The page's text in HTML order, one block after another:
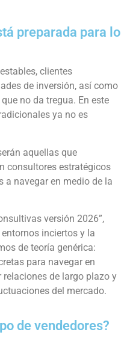
preparada para lo
clientes
de inversión, así como
no da tregua. En este
ya no es
aquellas que
consultores estratégicos
a navegar en medio de la
versión 2026”,
inciertos y la
de teoría genérica:
para navegar en
de largo plazo y
del mercado.
de vendedores?